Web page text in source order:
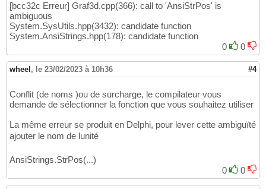
[bcc32c Erreur] Graf3d.cpp(366): call to 'AnsiStrPos' is
ambiguous
System.SysUtils.hpp(3432): candidate function
System.AnsiStrings.hpp(178): candidate function
0
0
wheel , le 23/02/2023 à 10h36 #4
Conflit (de noms )ou de surcharge, le compilateur vous
demande de sélectionner la fonction que vous souhaitez utiliser
La même erreur se produit en Delphi, pour lever cette ambiguïté
ajouter le nom de lunité
AnsiStrings.StrPos(...)
0
0